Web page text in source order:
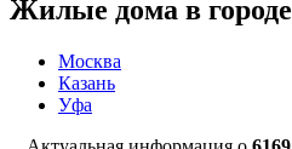
Жилые дома в городе
Москва
Казань
Уфа